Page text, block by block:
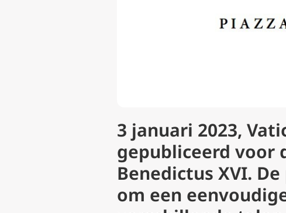
3 januari 2023,
gepubliceerd voor
Benedictus XVI.
om een